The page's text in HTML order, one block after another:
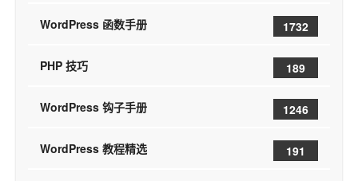
WordPress 函数手册 1732
PHP 技巧 189
WordPress 钩子手册 1246
WordPress 教程精选 191